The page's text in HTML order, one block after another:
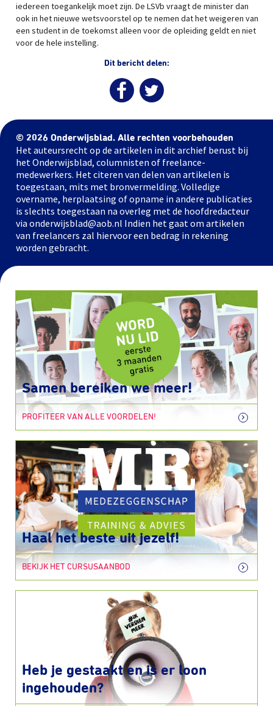
iedereen toegankelijk moet zijn. De LSVb vraagt de minister dan
ook in het nieuwe wetsvoorstel op te nemen dat het weigeren van
een student in de toekomst alleen voor de opleiding geldt en niet
voor de hele instelling.
Dit bericht delen:
© 2026 Onderwijsblad. Alle rechten voorbehouden
Het auteursrecht op de artikelen in dit archief berust bij
het Onderwijsblad, columnisten of freelance-
medewerkers. Het citeren van delen van artikelen is
toegestaan, mits met bronvermelding. Volledige
overname, herplaatsing of opname in andere publicaties
is slechts toegestaan na overleg met de hoofdredacteur
via onderwijsblad@aob.nl Indien het gaat om artikelen
van freelancers zal hiervoor een bedrag in rekening
worden gebracht.
Samen bereiken we meer!
PROFITEER VAN ALLE VOORDELEN!
Haal het beste uit jezelf!
BEKIJK HET CURSUSAANBOD
Heb je gestaakt en is er loon
ingehouden?